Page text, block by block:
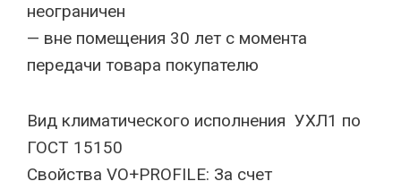
неограничен
— вне помещения 30 лет с момента
передачи товара покупателю
Вид климатического исполнения УХЛ1 по
ГОСТ 15150
Свойства VO+PROFILE: За счет